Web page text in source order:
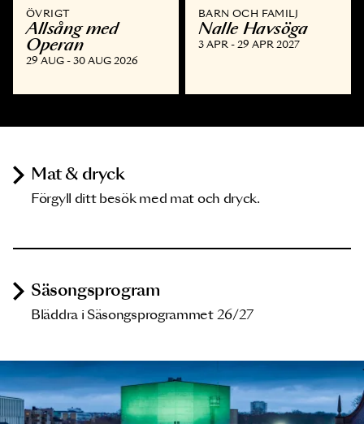
ÖVRIGT
Allsång med
Operan
29 AUG - 30 AUG 2026
BARN OCH FAMILJ
Nalle Havsöga
3 APR - 29 APR 2027
Mat & dryck
Förgyll ditt besök med mat och dryck.
Säsongsprogram
Bläddra i Säsongsprogrammet 26/27